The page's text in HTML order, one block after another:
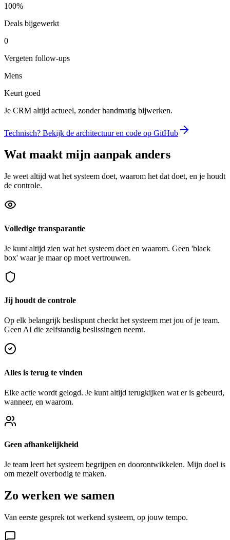
100%
Deals bijgewerkt
0
Vergeten follow-ups
Mens
Keurt goed
Je CRM altijd actueel, zonder handmatig bijwerken.
Technisch? Bekijk de architectuur en code op GitHub
Wat maakt mijn aanpak anders
Je weet altijd wat het systeem doet, waarom het dat doet, en je houdt
de controle.
Volledige transparantie
Je kunt altijd zien wat het systeem doet en waarom. Geen 'black
box' waar je maar op moet vertrouwen.
Jij houdt de controle
Op elk belangrijk beslispunt checkt het systeem met jou of je team.
Geen AI die zelfstandig beslissingen neemt.
Alles is terug te vinden
Elke actie wordt gelogd. Je kunt altijd terugkijken wat er is gebeurd,
wanneer, en waarom.
Geen afhankelijkheid
Je team leert het systeem begrijpen en doorontwikkelen. Mijn doel is
om mezelf overbodig te maken.
Zo werken we samen
Van eerste gesprek tot werkend systeem, op jouw tempo.